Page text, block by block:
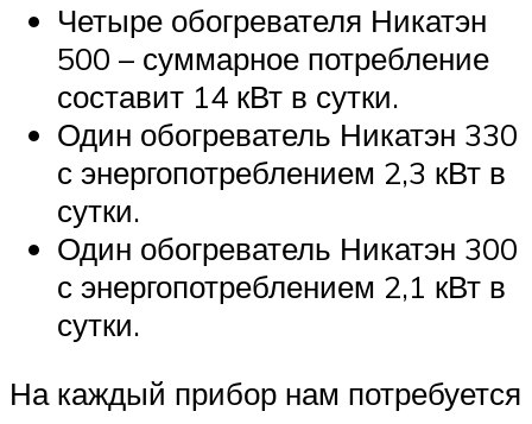
Четыре обогревателя Никатэн
500 – суммарное потребление
составит 14 кВт в сутки.
Один обогреватель Никатэн 330
с энергопотреблением 2,3 кВт в
сутки.
Один обогреватель Никатэн 300
с энергопотреблением 2,1 кВт в
сутки.
На каждый прибор нам потребуется